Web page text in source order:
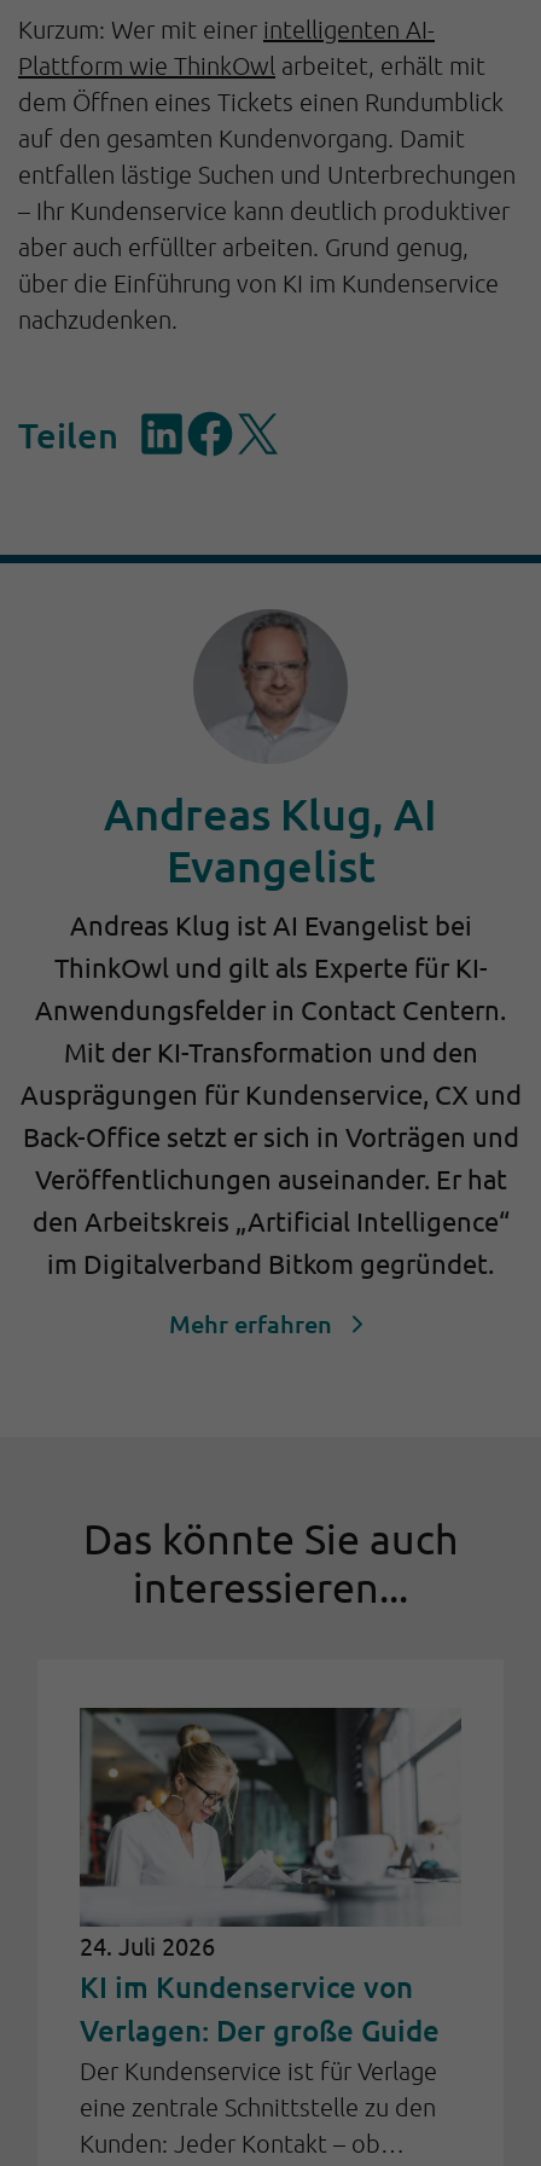
Kurzum: Wer mit einer intelligenten AI-
Plattform wie ThinkOwl arbeitet, erhält mit
dem Öffnen eines Tickets einen Rundumblick
auf den gesamten Kundenvorgang. Damit
entfallen lästige Suchen und Unterbrechungen
– Ihr Kundenservice kann deutlich produktiver
aber auch erfüllter arbeiten. Grund genug,
über die Einführung von KI im Kundenservice
nachzudenken.
Teilen
Andreas Klug, AI
Evangelist
Andreas Klug ist AI Evangelist bei
ThinkOwl und gilt als Experte für KI-
Anwendungsfelder in Contact Centern.
Mit der KI-Transformation und den
Ausprägungen für Kundenservice, CX und
Back-Office setzt er sich in Vorträgen und
Veröffentlichungen auseinander. Er hat
den Arbeitskreis „Artificial Intelligence“
im Digitalverband Bitkom gegründet.
Mehr erfahren
Das könnte Sie auch
interessieren...
24. Juli 2026
KI im Kundenservice von
Verlagen: Der große Guide
Der Kundenservice ist für Verlage
eine zentrale Schnittstelle zu den
Kunden: Jeder Kontakt – ob